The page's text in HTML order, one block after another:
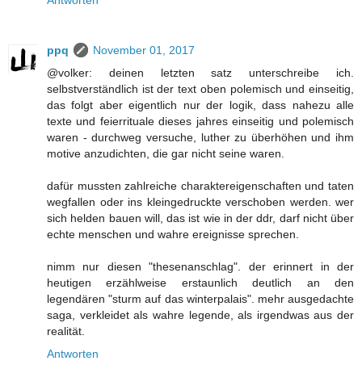
ppq
November 01, 2017
@volker: deinen letzten satz unterschreibe ich.
selbstverständlich ist der text oben polemisch und einseitig,
das folgt aber eigentlich nur der logik, dass nahezu alle
texte und feierrituale dieses jahres einseitig und polemisch
waren - durchweg versuche, luther zu überhöhen und ihm
motive anzudichten, die gar nicht seine waren.
dafür mussten zahlreiche charaktereigenschaften und taten
wegfallen oder ins kleingedruckte verschoben werden. wer
sich helden bauen will, das ist wie in der ddr, darf nicht über
echte menschen und wahre ereignisse sprechen.
nimm nur diesen "thesenanschlag". der erinnert in der
heutigen erzählweise erstaunlich deutlich an den
legendären "sturm auf das winterpalais". mehr ausgedachte
saga, verkleidet als wahre legende, als irgendwas aus der
realität.
Antworten